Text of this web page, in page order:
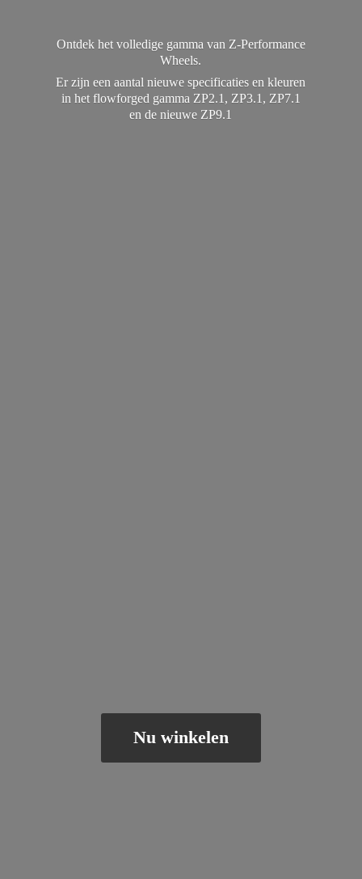
Ontdek het volledige gamma van Z-Performance
Wheels.
Er zijn een aantal nieuwe specificaties en kleuren
in het flowforged gamma ZP2.1, ZP3.1, ZP7.1
en denieuwe ZP9.1
Nu winkelen